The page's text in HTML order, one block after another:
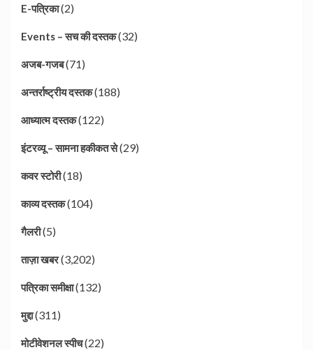
E-पत्रिका(2)
Events – सच की दस्तक(32)
अजब-गजब(71)
अन्तर्राष्ट्रीय दस्तक(188)
आध्यात्म दस्तक(122)
इंटरव्यू – सामना हकीकत से(29)
कवर स्टोरी(18)
काव्य दस्तक(104)
गैलरी(5)
ताज़ा खबर(3,202)
पत्रिका समीक्षा(132)
मुद्दा(311)
मोटीवेशनल स्पीच(22)